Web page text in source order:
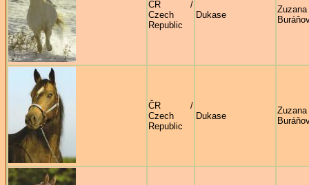
ČR /
Czech
Republic
Dukase
Zuzana
ČR /
Czech
Republic
Dukase
Zuzana